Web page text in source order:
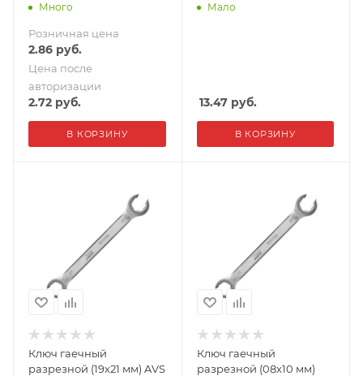
Много
Розничная цена
2.86 руб.
Цена после
авторизации
2.72 руб.
В КОРЗИНУ
Мало
13.47руб.
В КОРЗИНУ
Ключ гаечный
разрезной (19х21 мм) AVS
Ключ гаечный
разрезной (08x10 мм)